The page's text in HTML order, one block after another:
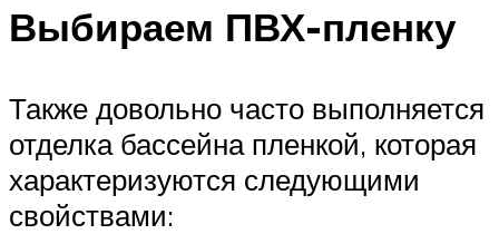
Выбираем ПВХ-пленку
Также довольно часто выполняется
отделка бассейна пленкой, которая
характеризуются следующими
свойствами: